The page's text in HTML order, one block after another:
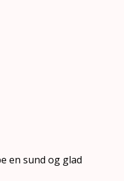
en sund og glad